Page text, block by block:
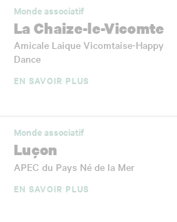
Monde associatif
La Chaize-le-Vicomte
Amicale Laique Vicomtaise-Happy
Dance
EN SAVOIR PLUS
Monde associatif
Luçon
APEC du Pays Né de la Mer
EN SAVOIR PLUS